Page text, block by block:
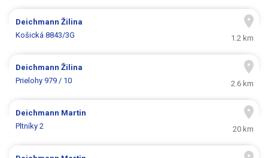
DeichmannŽilina
Košická 8843/3G
1.2 km
DeichmannŽilina
Prielohy 979 / 10
2.6 km
Deichmann Martin
Pltníky 2
20 km